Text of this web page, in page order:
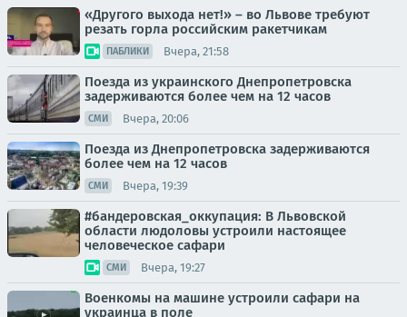
«Другого выхода нет!» – во Львове требуют
резать горла российским ракетчикам
ПАБЛИКИ Вчера, 21:58
Поезда из украинского Днепропетровска
задерживаются более чем на 12 часов
СМИ Вчера, 20:06
Поезда из Днепропетровска задерживаются
более чем на 12 часов
СМИ Вчера, 19:39
#бандеровская_оккупация: В Львовской
области людоловы устроили настоящее
человеческое сафари
СМИ Вчера, 19:27
Военкомы на машине устроили сафари на
украинца в поле